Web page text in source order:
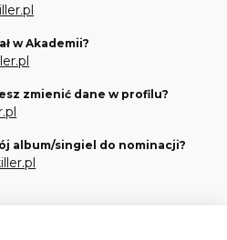
w Akademii?
zmienić dane w profilu?
album/singiel do nominacji?